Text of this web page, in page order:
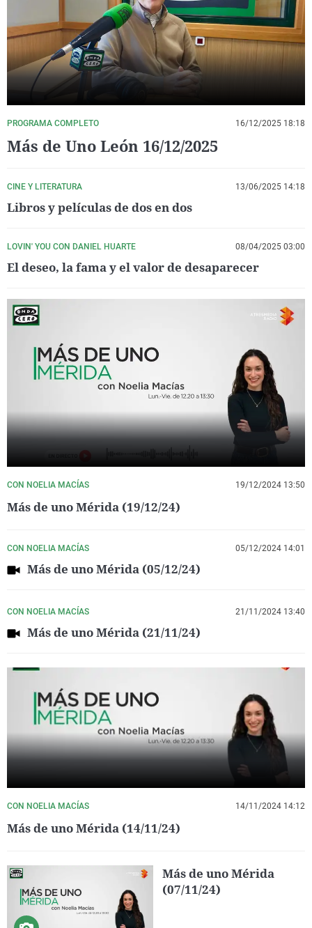
La rosa de los vientos
Gente viajera
Como el perro y el
Caso
Retornados
Equipo de
Extremadura
Galicia
La Rioja
País Vasco
Virales
Televisión
Elecciones
PROGRAMA COMPLETO 16/12/2025 18:18
Más de Uno León 16/12/2025
CINE Y LITERATURA 13/06/2025 14:18
Libros y películas de dos en dos
LOVIN' YOU CON DANIEL HUARTE 08/04/2025 03:00
El deseo, la fama y el valor de desaparecer
CON NOELIA MACÍAS 19/12/2024 13:50
Más de uno Mérida (19/12/24)
CON NOELIA MACÍAS 05/12/2024 14:01
Más de uno Mérida (05/12/24)
CON NOELIA MACÍAS 21/11/2024 13:40
Más de uno Mérida (21/11/24)
CON NOELIA MACÍAS 14/11/2024 14:12
Más de uno Mérida (14/11/24)
Más de uno Mérida
(07/11/24)